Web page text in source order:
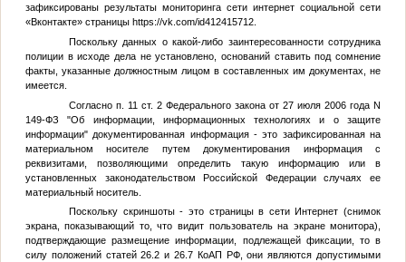
зафиксированы результаты мониторинга сети интернет социальной сети
«Вконтакте» страницы https://vk.com/id412415712.
Поскольку данных о какой-либо заинтересованности сотрудника
полиции в исходе дела не установлено, оснований ставить под сомнение
факты, указанные должностным лицом в составленных им документах, не
имеется.
Согласно п. 11 ст. 2 Федерального закона от 27 июля 2006 года N
149-ФЗ "Об информации, информационных технологиях и о защите
информации" документированная информация - это зафиксированная на
материальном носителе путем документирования информация с
реквизитами, позволяющими определить такую информацию или в
установленных законодательством Российской Федерации случаях ее
материальный носитель.
Поскольку скриншоты - это страницы в сети Интернет (снимок
экрана, показывающий то, что видит пользователь на экране монитора),
подтверждающие размещение информации, подлежащей фиксации, то в
силу положений статей 26.2 и 26.7 КоАП РФ, они являются допустимыми